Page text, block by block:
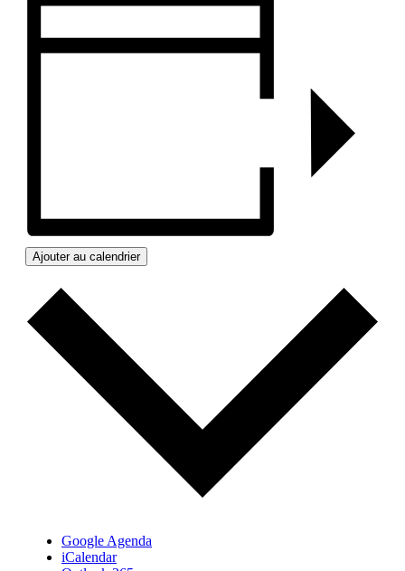
Ajouter au calendrier
Google Agenda
iCalendar